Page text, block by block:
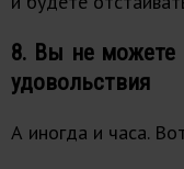
8. Вы не можете
удовольствия
А иногда и часа.